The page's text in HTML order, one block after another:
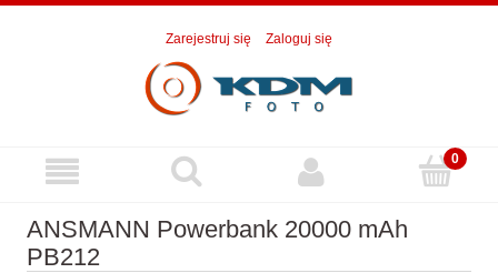
Zarejestruj się Zaloguj się
ANSMANN Powerbank 20000 mAh
PB212